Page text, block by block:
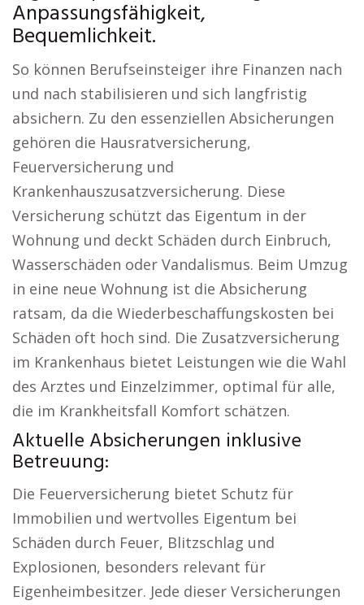
Anpassungsfähigkeit,
Bequemlichkeit.
So können Berufseinsteiger ihre Finanzen nach
und nach stabilisieren und sich langfristig
absichern. Zu den essenziellen Absicherungen
gehören die Hausratversicherung,
Feuerversicherung und
Krankenhauszusatzversicherung. Diese
Versicherung schützt das Eigentum in der
Wohnung und deckt Schäden durch Einbruch,
Wasserschäden oder Vandalismus. Beim Umzug
in eine neue Wohnung ist die Absicherung
ratsam, da die Wiederbeschaffungskosten bei
Schäden oft hoch sind. Die Zusatzversicherung
im Krankenhaus bietet Leistungen wie die Wahl
des Arztes und Einzelzimmer, optimal für alle,
die im Krankheitsfall Komfort schätzen.
Aktuelle Absicherungen inklusive
Betreuung:
Die Feuerversicherung bietet Schutz für
Immobilien und wertvolles Eigentum bei
Schäden durch Feuer, Blitzschlag und
Explosionen, besonders relevant für
Eigenheimbesitzer. Jede dieser Versicherungen